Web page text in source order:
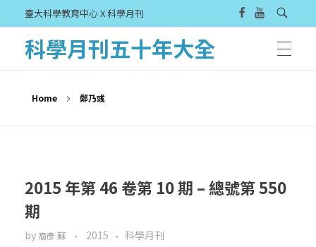
臺大科學教育中心 X 科學月刊
科學月刊五十年大全
Home 鄭乃彧
2015 年第 46 卷第 10 期 – 總號第 550
期
by 裔彥 蘇 2015 科學月刊